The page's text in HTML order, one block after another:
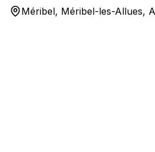
Méribel, Méribel-les-Allues,